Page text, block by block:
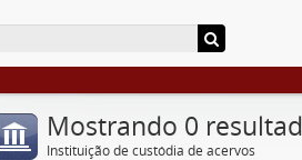
Mostrando 0
Instituição de custódia de acervos